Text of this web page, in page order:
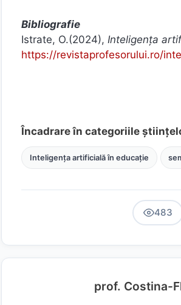
Bibliografie
Istrate, O.(2024), Inteligența
https://revistaprofesorului.ro/
Încadrare în categoriile
Inteligența artificială în educație
483
prof. Costina-